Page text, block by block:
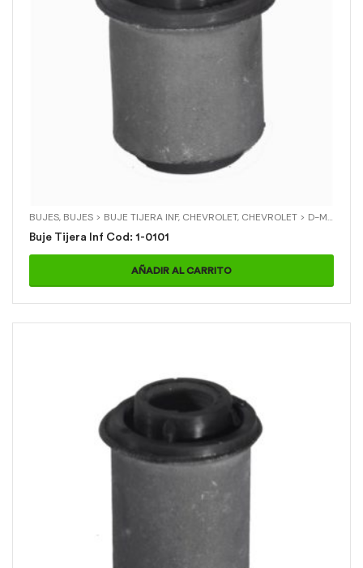
BUJES, BUJES > BUJE TIJERA INF, CHEVROLET, CHEVROLET > D-MAX 4X2
Buje Tijera Inf Cod: 1-0101
AÑADIR AL CARRITO